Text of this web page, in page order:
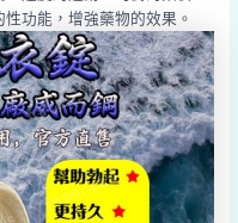
功能，增強藥物的效果。